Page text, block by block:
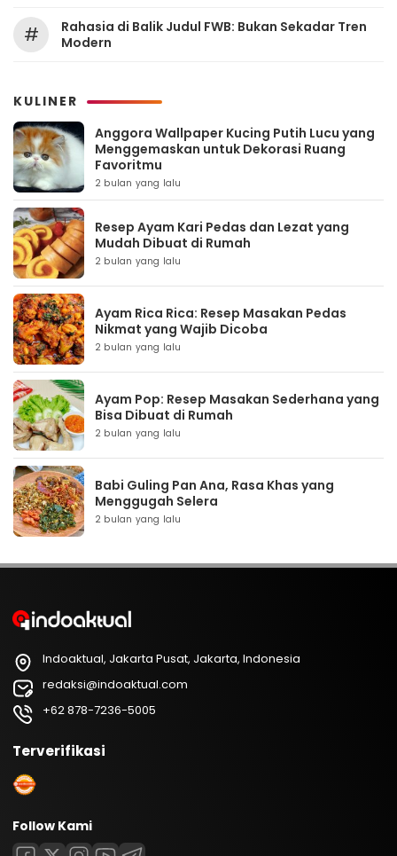
#
Rahasia di Balik Judul FWB: Bukan Sekadar Tren
Modern
KULINER
Anggora Wallpaper Kucing Putih Lucu yang
Menggemaskan untuk Dekorasi Ruang
Favoritmu
2 bulan yang lalu
Resep Ayam Kari Pedas dan Lezat yang
Mudah Dibuat di Rumah
2 bulan yang lalu
Ayam Rica Rica: Resep Masakan Pedas
Nikmat yang Wajib Dicoba
2 bulan yang lalu
Ayam Pop: Resep Masakan Sederhana yang
Bisa Dibuat di Rumah
2 bulan yang lalu
Babi Guling Pan Ana, Rasa Khas yang
Menggugah Selera
2 bulan yang lalu
Indoaktual, Jakarta Pusat, Jakarta, Indonesia
redaksi@indoaktual.com
+62 878-7236-5005
Terverifikasi
Follow Kami